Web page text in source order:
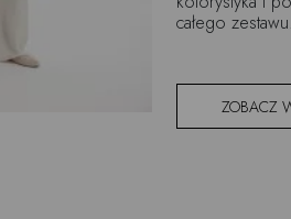
całego
ZOBACZ